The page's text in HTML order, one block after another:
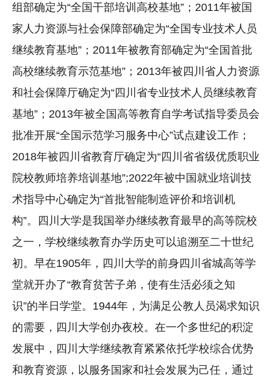
组部确定为“全国干部培训高校基地”；2011年被国
家人力资源与社会保障部确定为“全国专业技术人员
继续教育基地”；2011年被教育部确定为“全国首批
高校继续教育示范基地”；2013年被四川省人力资源
和社会保障厅确定为“四川省专业技术人员继续教育
基地”；2013年被全国高等教育自学考试指导委员会
批准开展“全国示范学习服务中心”试点建设工作；
2018年被四川省教育厅确定为“四川省省级优质职业
院校教师培养培训基地”;2022年被中国就业培训技
术指导中心确定为“首批智能制造评价和培训机
构”。四川大学是我国举办继续教育最早的高等院校
之一，学校继续教育办学历史可以追溯至二十世纪
初。早在1905年，四川大学的前身四川省城高等学
堂就开办了“教育贫苦子弟，使有生活必须之知
识”的半日学堂。1944年，为满足公教人员渴求知识
的需要，四川大学创办夜校。在一个多世纪的积淀
发展中，四川大学继续教育紧紧依托学校综合优势
和教育资源，以服务国家和社会发展为己任，通过